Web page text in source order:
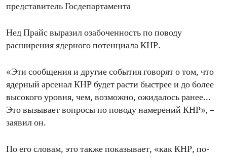
представитель Госдепартамента
Нед Прайс выразил озабоченность по поводу
расширения ядерного потенциала КНР.
«Эти сообщения и другие события говорят о том, что
ядерный арсенал КНР будет расти быстрее и до более
высокого уровня, чем, возможно, ожидалось ранее...
Это вызывает вопросы по поводу намерений КНР», –
заявил он.
По его словам, это также показывает, «как КНР, по-